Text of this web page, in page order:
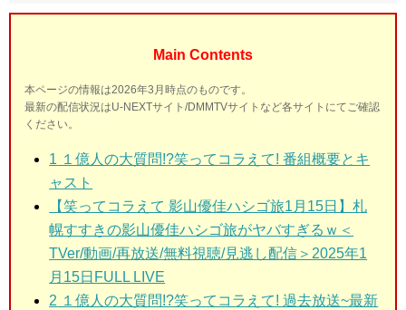
Main Contents
本ページの情報は2026年3月時点のものです。
最新の配信状況はU-NEXTサイト/DMMTVサイトなど各サイトにてご確認
ください。
1 １億人の大質問!?笑ってコラえて! 番組概要とキ
ャスト
【笑ってコラえて 影山優佳ハシゴ旅1月15日】札
幌すすきの影山優佳ハシゴ旅がヤバすぎるｗ＜
TVer/動画/再放送/無料視聴/見逃し配信＞2025年1
月15日FULL LIVE
2 １億人の大質問!?笑ってコラえて! 過去放送~最新